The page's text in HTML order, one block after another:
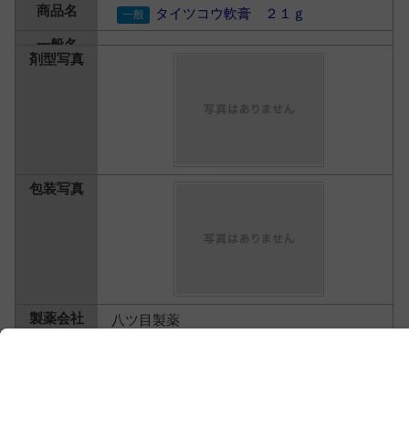
タイツコウ軟膏 ２１ｇ
八ツ目製薬